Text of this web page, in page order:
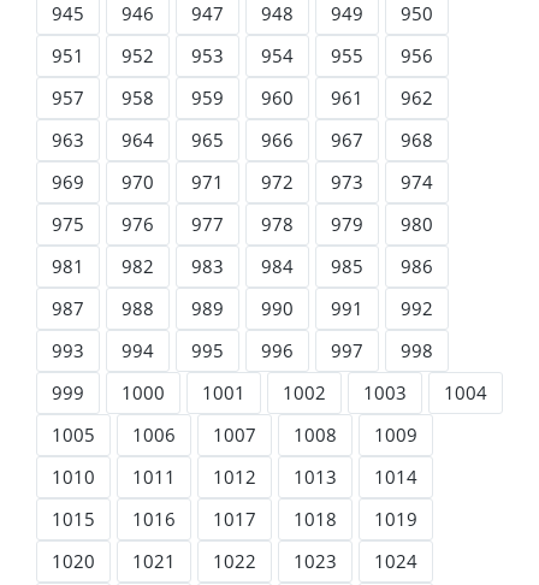
945
946 947 948 949
950
951
952 953 954 955
956
957
958 959 960 961
962
963
964 965 966 967
968
969
970 971 972 973
974
975
976 977 978 979
980
981
982 983 984 985
986
987
988 989 990 991
992
993
994 995 996 997
998
999
1000 1001 1002 1003
1004
1005
1006 1007 1008
1009
1010
1011 1012 1013
1014
1015
1016 1017 1018
1019
1020
1021 1022 1023
1024